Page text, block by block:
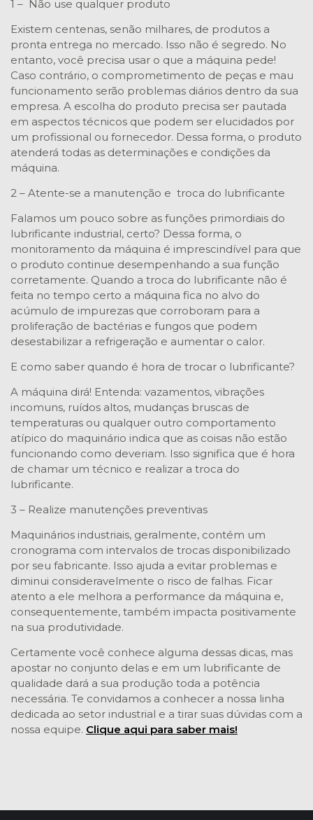
1 – Não use qualquer produto
Existem centenas, senão milhares, de produtos a
pronta entrega no mercado. Isso não é segredo. No
entanto, você precisa usar o que a máquina pede!
Caso contrário, o comprometimento de peças e mau
funcionamento serão problemas diários dentro da sua
empresa. A escolha do produto precisa ser pautada
em aspectos técnicos que podem ser elucidados por
um profissional ou fornecedor. Dessa forma, o produto
atenderá todas as determinações e condições da
máquina.
2 – Atente-se a manutenção e troca do lubrificante
Falamos um pouco sobre as funções primordiais do
lubrificante industrial, certo? Dessa forma, o
monitoramento da máquina é imprescindível para que
o produto continue desempenhando a sua função
corretamente. Quando a troca do lubrificante não é
feita no tempo certo a máquina fica no alvo do
acúmulo de impurezas que corroboram para a
proliferação de bactérias e fungos que podem
desestabilizar a refrigeração e aumentar o calor.
E como saber quando é hora de trocar o lubrificante?
A máquina dirá! Entenda: vazamentos, vibrações
incomuns, ruídos altos, mudanças bruscas de
temperaturas ou qualquer outro comportamento
atípico do maquinário indica que as coisas não estão
funcionando como deveriam. Isso significa que é hora
de chamar um técnico e realizar a troca do
lubrificante.
3 – Realize manutenções preventivas
Maquinários industriais, geralmente, contém um
cronograma com intervalos de trocas disponibilizado
por seu fabricante. Isso ajuda a evitar problemas e
diminui consideravelmente o risco de falhas. Ficar
atento a ele melhora a performance da máquina e,
consequentemente, também impacta positivamente
na sua produtividade.
Certamente você conhece alguma dessas dicas, mas
apostar no conjunto delas e em um lubrificante de
qualidade dará a sua produção toda a potência
necessária. Te convidamos a conhecer a nossa linha
dedicada ao setor industrial e a tirar suas dúvidas com a
nossa equipe. Clique aqui para saber mais!